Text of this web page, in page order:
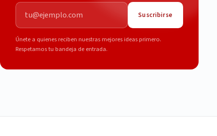
Correo electrónico
Suscribirse
Únete a quienes reciben nuestras mejores ideas primero.
Respetamos tu bandeja de entrada.